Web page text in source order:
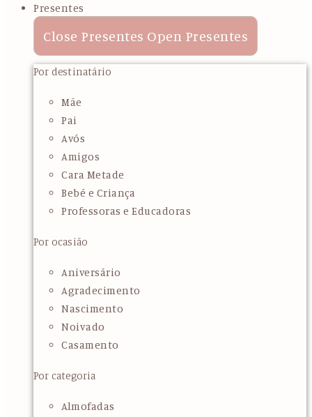
Presentes
Close Presentes Open Presentes
Por destinatário
Mãe
Pai
Avós
Amigos
Cara Metade
Bebé e Criança
Professoras e Educadoras
Por ocasião
Aniversário
Agradecimento
Nascimento
Noivado
Casamento
Por categoria
Almofadas